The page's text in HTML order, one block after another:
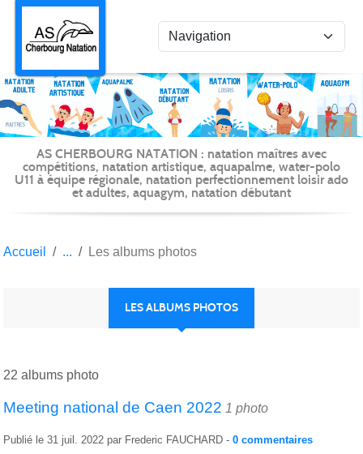
AS CHERBOURG NATATION : natation maîtres avec
compétitions, natation artistique, aquapalme, water-polo
U11 à équipe régionale, natation perfectionnement loisir ado
et adultes, aquagym, natation débutant
Accueil Les albums photos
LES ALBUMS PHOTOS
22 albums photo
Meeting national de Caen 2022 1 photo
Publié le 31 juil. 2022 par Frederic FAUCHARD - 0 commentaires
Panneau de gestion des cookies